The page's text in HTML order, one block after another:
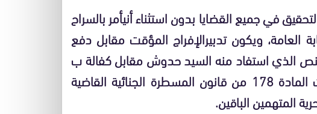
في جميع القضايا بدون استثناء أنيأمر بالسراح
العامة، ويكون تدبيرالإفراج المؤقت مقابل دفع
الذي استفاد منه السيد حدوش مقابل كفالة ب
178
من قانون المسطرة الجنائية القاضية
المتهمين الباقين.